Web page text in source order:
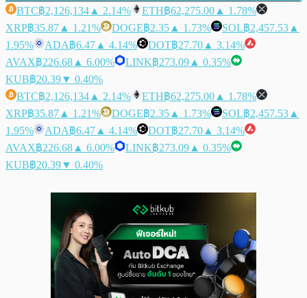
BTC฿2,126,134 ▲ 2.14% ETH฿62,275.00 ▲ 1.78%
XRP฿35.87 ▲ 1.21% DOGE฿2.35 ▲ 1.73% SOL฿2,457.53 ▲
1.95%
ADA฿6.47 ▲ 4.14% DOT฿27.70 ▲ 3.14%
AVAX฿226.68 ▲ 6.00% LINK฿273.09 ▲ 0.35%
KUB฿20.39▼ 0.40%
BTC฿2,126,134 ▲ 2.14% ETH฿62,275.00 ▲ 1.78%
XRP฿35.87 ▲ 1.21% DOGE฿2.35 ▲ 1.73% SOL฿2,457.53 ▲
1.95%
ADA฿6.47 ▲ 4.14% DOT฿27.70 ▲ 3.14%
AVAX฿226.68 ▲ 6.00% LINK฿273.09 ▲ 0.35%
KUB฿20.39▼ 0.40%